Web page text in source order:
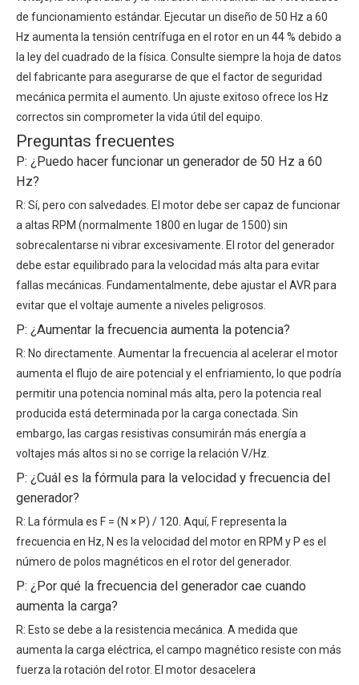
de funcionamiento estándar. Ejecutar un diseño de 50 Hz a 60
Hz aumenta la tensión centrífuga en el rotor en un 44 % debido a
la ley del cuadrado de la física. Consulte siempre la hoja de datos
del fabricante para asegurarse de que el factor de seguridad
mecánica permita el aumento. Un ajuste exitoso ofrece los Hz
correctos sin comprometer la vida útil del equipo.
Preguntas frecuentes
P: ¿Puedo hacer funcionar un generador de 50 Hz a 60
Hz?
R: Sí, pero con salvedades. El motor debe ser capaz de funcionar
a altas RPM (normalmente 1800 en lugar de 1500) sin
sobrecalentarse ni vibrar excesivamente. El rotor del generador
debe estar equilibrado para la velocidad más alta para evitar
fallas mecánicas. Fundamentalmente, debe ajustar el AVR para
evitar que el voltaje aumente a niveles peligrosos.
P: ¿Aumentar la frecuencia aumenta la potencia?
R: No directamente. Aumentar la frecuencia al acelerar el motor
aumenta el flujo de aire potencial y el enfriamiento, lo que podría
permitir una potencia nominal más alta, pero la potencia real
producida está determinada por la carga conectada. Sin
embargo, las cargas resistivas consumirán más energía a
voltajes más altos si no se corrige la relación V/Hz.
P: ¿Cuál es la fórmula para la velocidad y frecuencia del
generador?
R: La fórmula es F = (N × P) / 120. Aquí, F representa la
frecuencia en Hz, N es la velocidad del motor en RPM y P es el
número de polos magnéticos en el rotor del generador.
P: ¿Por qué la frecuencia del generador cae cuando
aumenta la carga?
R: Esto se debe a la resistencia mecánica. A medida que
aumenta la carga eléctrica, el campo magnético resiste con más
fuerza la rotación del rotor. El motor desacelera